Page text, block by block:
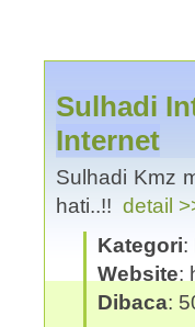
Sulhadi
Internet
Sulhadi Kmz
hati..!! detail
Kategori:
Website:
Dibaca: